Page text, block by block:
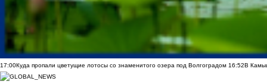
17:00Куда пропали цветущие лотосы со знаменитого озера под Волгоградом 16:52В